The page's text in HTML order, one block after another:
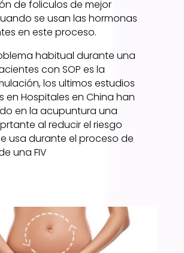
de foliculos de mejor
se usan las hormonas
en este proceso.
habitual durante una
con SOP es la
los ultimos estudios
en Hospitales en China han
en la acupuntura una
al reducir el riesgo
usa durante el proceso de
una FIV